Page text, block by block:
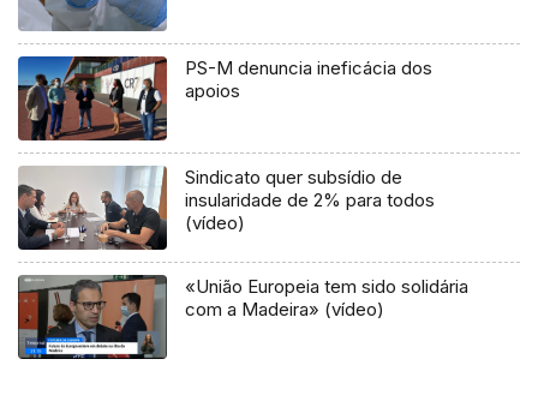
PS-M denuncia ineficácia dos
apoios
Sindicato quer subsídio de
insularidade de 2% para todos
(vídeo)
«União Europeia tem sido solidária
com a Madeira» (vídeo)